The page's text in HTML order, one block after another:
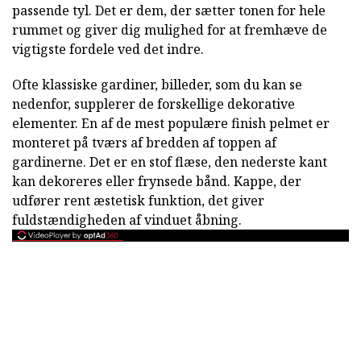
passende tyl. Det er dem, der sætter tonen for hele
rummet og giver dig mulighed for at fremhæve de
vigtigste fordele ved det indre.
Ofte klassiske gardiner, billeder, som du kan se
nedenfor, supplerer de forskellige dekorative
elementer. En af de mest populære finish pelmet er
monteret på tværs af bredden af toppen af
gardinerne. Det er en stof flæse, den nederste kant
kan dekoreres eller frynsede bånd. Kappe, der
udfører rent æstetisk funktion, det giver
fuldstændigheden af vinduet åbning.